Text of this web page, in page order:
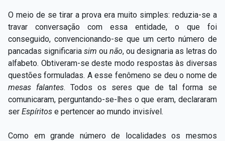
O meio de se tirar a prova era muito simples: reduzia-se a
travar conversação com essa entidade, o que foi
conseguido, convencionando-se que um certo número de
pancadas significaria sim ou não, ou designaria as letras do
alfabeto. Obtiveram-se deste modo respostas às diversas
questões formuladas. A esse fenômeno se deu o nome de
mesas falantes. Todos os seres que de tal forma se
comunicaram, perguntando-se-lhes o que eram, declararam
ser Espíritos e pertencer ao mundo invisível.
Como em grande número de localidades os mesmos